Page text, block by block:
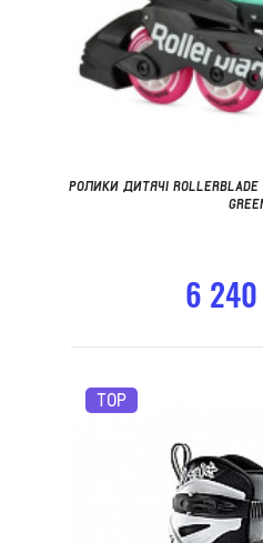
РОЛИКИ ДИТЯЧІ ROLLERBLADE
6 240
TOP